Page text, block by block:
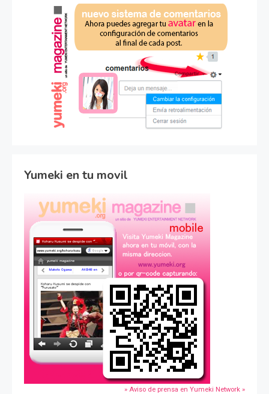
Yumeki en tu movil
» Aviso de prensa en Yumeki Network »